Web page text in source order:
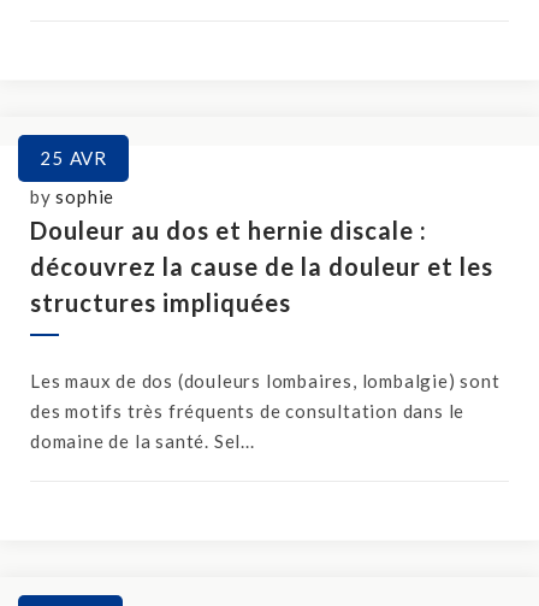
25 AVR
bysophie
Douleur au dos et hernie discale :
découvrez la cause de la douleur et les
structures impliquées
Les maux de dos (douleurs lombaires, lombalgie) sont
des motifs très fréquents de consultation dans le
domaine de la santé. Sel...